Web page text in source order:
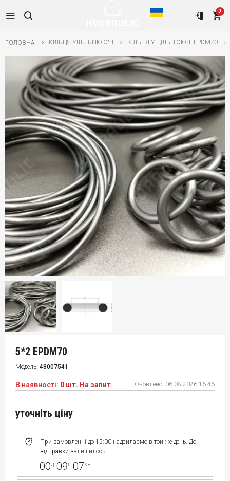
0
ГОЛОВНА КІЛЬЦЯ УЩІЛЬНЮЮЧІ КІЛЬЦЯ УЩІЛЬНЮЮЧІ EPDM70
5*2 EPDM70
Модель: 48007541
В наявності: 0 шт. На запит Оновлено: 06.08.2026 16:46
При замовленні до 15:00 надсилаємо в той же день. До
відправки залишилось:
00д 09г 07хв
уточніть ціну